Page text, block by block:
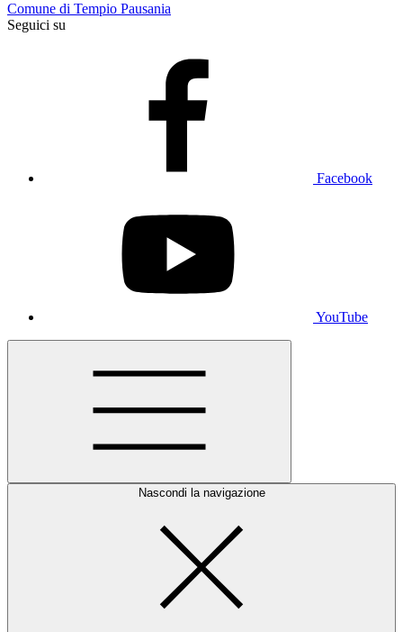
Comune di Tempio Pausania
Seguici su
Facebook
YouTube
Nascondi la navigazione